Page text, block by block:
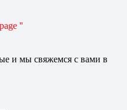
''
и мы свяжемся с вами в